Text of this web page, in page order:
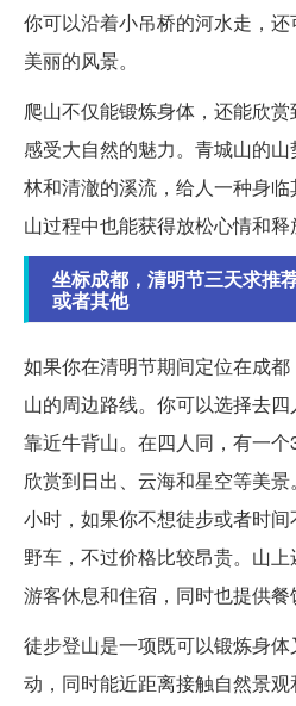
你可以沿着小吊桥的河水走，
美丽的风景。
爬山不仅能锻炼身体，还能欣
感受大自然的魅力。青城山的
林和清澈的溪流，给人一种身
山过程中也能获得放松心情和释
坐标成都，清明节三天求推
或者其他
如果你在清明节期间定位在成
山的周边路线。你可以选择去四
靠近牛背山。在四人同，有一
欣赏到日出、云海和星空等美
小时，如果你不想徒步或者时
野车，不过价格比较昂贵。山
游客休息和住宿，同时也提供餐
徒步登山是一项既可以锻炼身
动，同时能近距离接触自然景